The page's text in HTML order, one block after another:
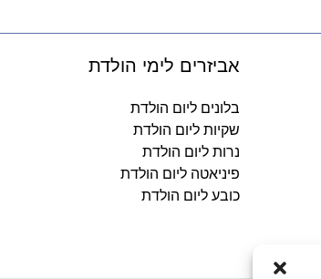
אביזרים לימי הולדת
בלונים ליום הולדת
שקיות ליום הולדת
נרות ליום הולדת
פיניאטה ליום הולדת
כובע ליום הולדת